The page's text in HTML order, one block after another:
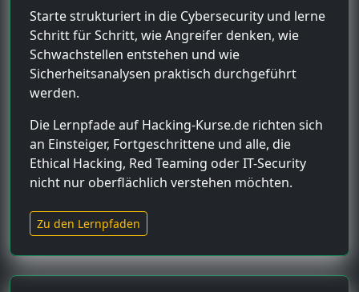
Starte strukturiert in die Cybersecurity und lerne
Schritt für Schritt, wie Angreifer denken, wie
Schwachstellen entstehen und wie
Sicherheitsanalysen praktisch durchgeführt
werden.
Die Lernpfade auf Hacking-Kurse.de richten sich
an Einsteiger, Fortgeschrittene und alle, die
Ethical Hacking, Red Teaming oder IT-Security
nicht nur oberflächlich verstehen möchten.
Zu den Lernpfaden